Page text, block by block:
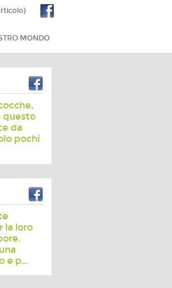
MONDO
questo
da
pochi
la loro
e p...